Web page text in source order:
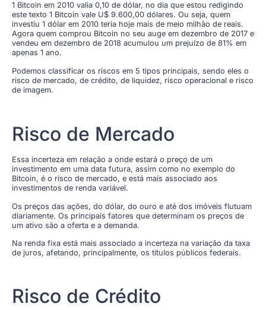
1 Bitcoin em 2010 valia 0,10 de dólar, no dia que estou redigindo
este texto 1 Bitcoin vale U$ 9.600,00 dólares. Ou seja, quem
investiu 1 dólar em 2010 teria hoje mais de meio milhão de reais.
Agora quem comprou Bitcoin no seu auge em dezembro de 2017 e
vendeu em dezembro de 2018 acumulou um prejuízo de 81% em
apenas 1 ano.
Podemos classificar os riscos em 5 tipos principais, sendo eles o
risco de mercado, de crédito, de liquidez, risco operacional e risco
de imagem.
Risco de Mercado
Essa incerteza em relação a onde estará o preço de um
investimento em uma data futura, assim como no exemplo do
Bitcoin, é o risco de mercado, e está mais associado aos
investimentos de renda variável.
Os preços das ações, do dólar, do ouro e até dos imóveis flutuam
diariamente. Os principais fatores que determinam os preços de
um ativo são a oferta e a demanda.
Na renda fixa está mais associado a incerteza na variação da taxa
de juros, afetando, principalmente, os títulos públicos federais.
Risco de Crédito